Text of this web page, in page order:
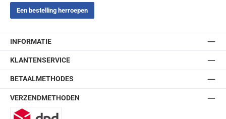
Een bestelling herroepen
INFORMATIE
KLANTENSERVICE
BETAALMETHODES
VERZENDMETHODEN